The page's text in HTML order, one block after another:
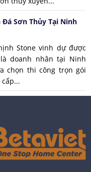
Sơn Thủy Tại Ninh
Stone vinh dự được
doanh nhân tại Ninh
chọn thi công trọn gói